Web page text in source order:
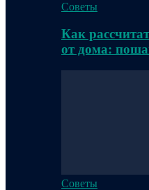
Советы
Как
от дома:
Советы